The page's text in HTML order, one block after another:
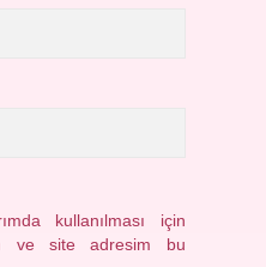
kullanılması için
ve site adresim bu